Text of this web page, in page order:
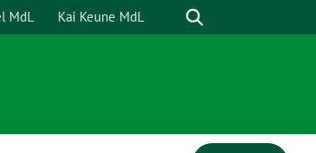
MdL Kai Keune MdL Suche